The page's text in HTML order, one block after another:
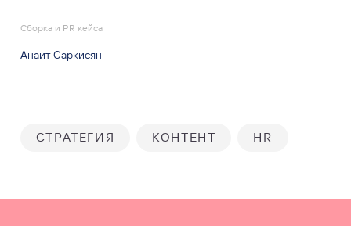
Сборка и PR кейса
Анаит Саркисян
СТРАТЕГИЯ КОНТЕНТ HR